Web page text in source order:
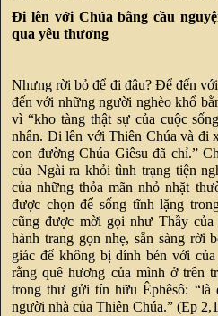
Đi lên với Chúa bằng cầu
qua yêu thương
Nhưng rời bỏ để đi đâu? Để đến
đến với những người nghèo khổ
vì “kho tàng thật sự của cuộc
nhân. Đi lên với Thiên Chúa và đi
con đường Chúa Giêsu đã chỉ.”
của Ngài ra khỏi tình trạng tiện
của những thỏa mãn nhỏ nhặt
được chọn để sống tĩnh lặng
cũng được mời gọi như Thầy
hành trang gọn nhẹ, sẵn sàng rời
giác để không bị dính bén với
rằng quê hương của mình ở trên
trong thư gửi tín hữu Êphêsô: “là
người nhà của Thiên Chúa.” (Ep